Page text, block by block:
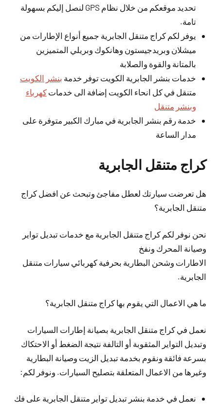
تحديد موقعكم من خلال نظام GPS لنصل إليكم بسهولة
تامة.
يوفر لكم كراج متنقل الجابرية جميع أنواع الإطارات من
ميشلان وبريدجيستون وهانكوك وبريلي المتميزين
بالمتانة والقوة والصلابة
خدمات بنشر الجابرية الكويت توفر خدمة بنشر الكويت
متنقل في كل انحاء الكويت إضافة الى خدماتكهرباء
وبنشر متنقل
خدمة رقم بنشر الجابرية في مبارك الكبير متوفرة على
مدار الساعة
كراج متنقل الجابرية
هل تعرضت سيارتك لعطل مفاجئ وتبحث عن افضل كراج
متنقل الجابرية؟
نحن نوفر لكم كراج متنقل الجابرية مع خدمات تبديل تواير
وصيانة المحرك ونفخ
الاطارات وشحن البطارية بحرفية كهربائي سيارات متنقل
الجابرية.
ما هي الاعمال التي يقوم بها كراج متنقل الجابرية؟
نعمل في كراج متنقل الجابرية بصيانة إطارات السيارات
وتبديل التواير المثقوبة أو التالفة نتيجة الضغط أو الاحتكاك
بسرعة فائقة ونقوم بخدمة تبديل الزيت وصيانة البطارية
وغيرها من الاعمال المتعلقة بتصليح السيارات. ونوفر لكم:
نعمل في خدمة بنشر تبديل تواير متنقل الجابرية على فك